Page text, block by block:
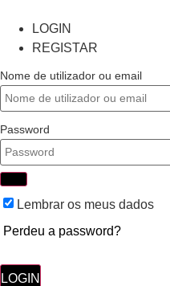
LOGIN
REGISTAR
Nome de utilizador ou email
Password
Lembrar os meus dados
Perdeu a password?
LOGIN